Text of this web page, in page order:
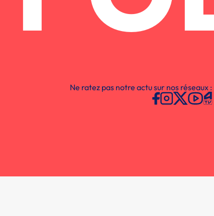
Ne ratez pas notre actu sur nos réseaux :